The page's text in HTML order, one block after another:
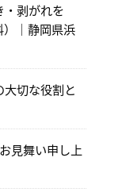
・剥がれを
）｜静岡県浜
切な役割と
見舞い申し上